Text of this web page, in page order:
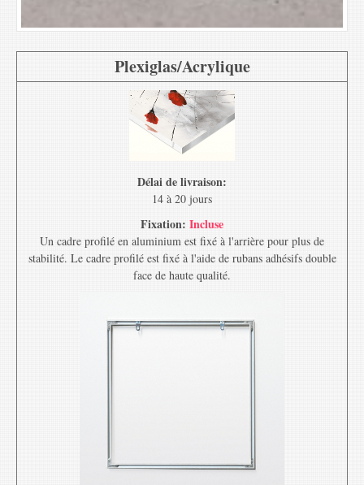
Plexiglas/Acrylique
Délai de livraison:
14 à 20 jours
Fixation: Incluse
Un cadre profilé en aluminium est fixé à l'arrière pour plus de
stabilité. Le cadre profilé est fixé à l'aide de rubans adhésifs double
face de haute qualité.